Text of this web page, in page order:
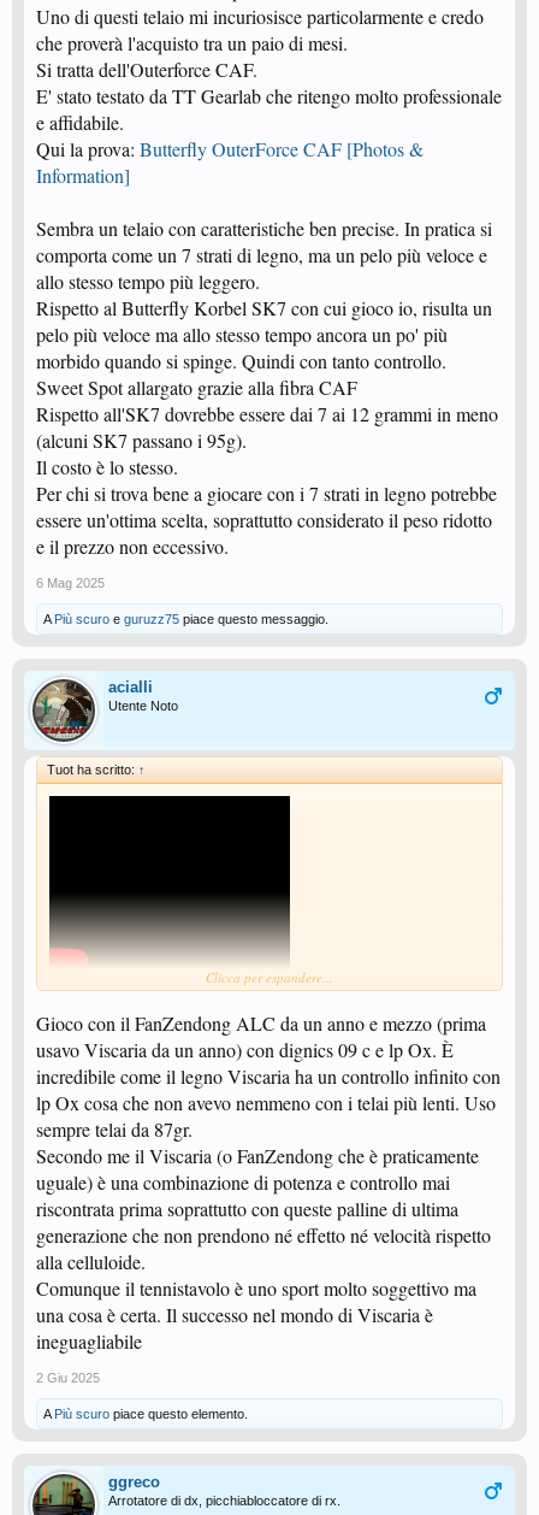
Uno di questi telaio mi incuriosisce particolarmente e credo
che proverà l'acquisto tra un paio di mesi.
Si tratta dell'Outerforce CAF.
E' stato testato da TT Gearlab che ritengo molto professionale
e affidabile.
Qui la prova: Butterfly OuterForce CAF [Photos &
Information]
Sembra un telaio con caratteristiche ben precise. In pratica si
comporta come un 7 strati di legno, ma un pelo più veloce e
allo stesso tempo più leggero.
Rispetto al Butterfly Korbel SK7 con cui gioco io, risulta un
pelo più veloce ma allo stesso tempo ancora un po' più
morbido quando si spinge. Quindi con tanto controllo.
Sweet Spot allargato grazie alla fibra CAF
Rispetto all'SK7 dovrebbe essere dai 7 ai 12 grammi in meno
(alcuni SK7 passano i 95g).
Il costo è lo stesso.
Per chi si trova bene a giocare con i 7 strati in legno potrebbe
essere un'ottima scelta, soprattutto considerato il peso ridotto
e il prezzo non eccessivo.
6 Mag 2025
A Più scuro e guruzz75 piace questo messaggio.
acialli
Utente Noto
Tuot ha scritto: ↑
Visualizza: https://youtu.be/5NjZ0NvvW2Q?si=0C95_wXHbFeJ2aU0
Interessante confronto Outforce ALC vs Inner ALC
--- Messaggio Unito Automaticamente,
2025---
FZD ALC vs Outforce ALC:
Visualizza: https://youtu.be/m1ogHMD7HsQ
Clicca per espandere...
Gioco con il FanZendong ALC da un anno e mezzo (prima
usavo Viscaria da un anno) con dignics 09 c e lp Ox. È
incredibile come il legno Viscaria ha un controllo infinito con
lp Ox cosa che non avevo nemmeno con i telai più lenti. Uso
sempre telai da 87gr.
Secondo me il Viscaria (o FanZendong che è praticamente
uguale) è una combinazione di potenza e controllo mai
riscontrata prima soprattutto con queste palline di ultima
generazione che non prendono né effetto né velocità rispetto
alla celluloide.
Comunque il tennistavolo è uno sport molto soggettivo ma
una cosa è certa. Il successo nel mondo di Viscaria è
ineguagliabile
2 Giu 2025
A Più scuro piace questo elemento.
ggreco
Arrotatore di dx, picchiabloccatore di rx.